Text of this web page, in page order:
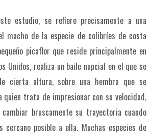
estudio, se refiere precisamente a una
macho de la especie de colibríes de costa
picaflor que reside principalmente en
Unidos, realiza un baile nupcial en el que se
cierta altura, sobre una hembra que se
quien trata de impresionar con su velocidad,
bruscamente su trayectoria cuando
cercano posible a ella. Muchas especies de